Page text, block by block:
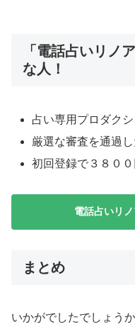
「電話占いリノ
な人！
占い専用プロダク
厳選な審査を通過
初回登録で３８００
電話占いリ
まとめ
いかがでしたでしょう